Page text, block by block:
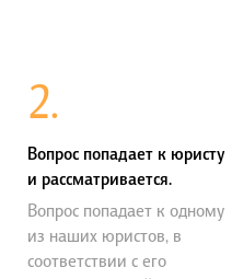
2.
Вопрос попадает к юристу
и рассматривается.
Вопрос попадает к одному
из наших юристов, в
соответствии с его